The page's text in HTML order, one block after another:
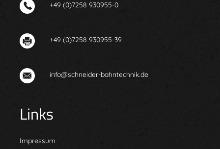
+49 (0)7258 930955-0
+49 (0)7258 930955-39
info@schneider-bahntechnik.de
Links
Impressum